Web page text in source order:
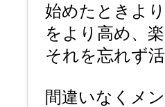
始めたときよ
をより高め、
それを忘れず
間違いなくメ